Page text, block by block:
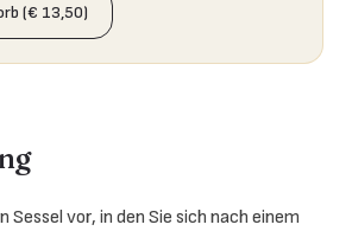
(€ 13,50)
Sessel vor, in den Sie sich nach einem